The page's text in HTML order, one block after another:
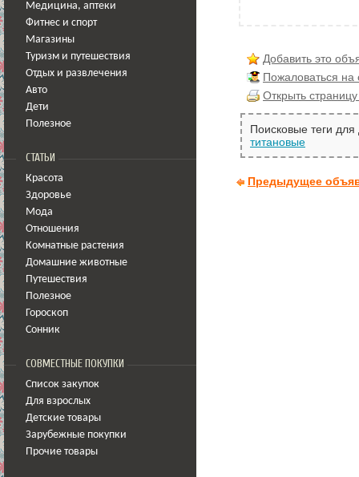
Медицина, аптеки
Фитнес и спорт
Магазины
Туризм и путешествия
Отдых и развлечения
Авто
Дети
Полезное
СТАТЬИ
Красота
Здоровье
Мода
Отношения
Комнатные растения
Домашние животные
Путешествия
Полезное
Гороскоп
Сонник
СОВМЕСТНЫЕ ПОКУПКИ
Список закупок
Для взрослых
Детские товары
Зарубежные покупки
Прочие товары
Добавить это
Пожаловаться
Открыть
Поисковые теги
титановые
Предыдущее